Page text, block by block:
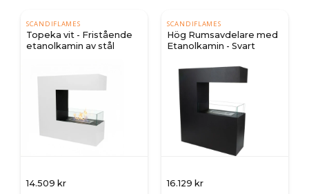
SCANDIFLAMES
Topeka vit - Fristående
etanolkamin av stål
14.509 kr
SCANDIFLAMES
Hög Rumsavdelare med
Etanolkamin - Svart
16.129 kr